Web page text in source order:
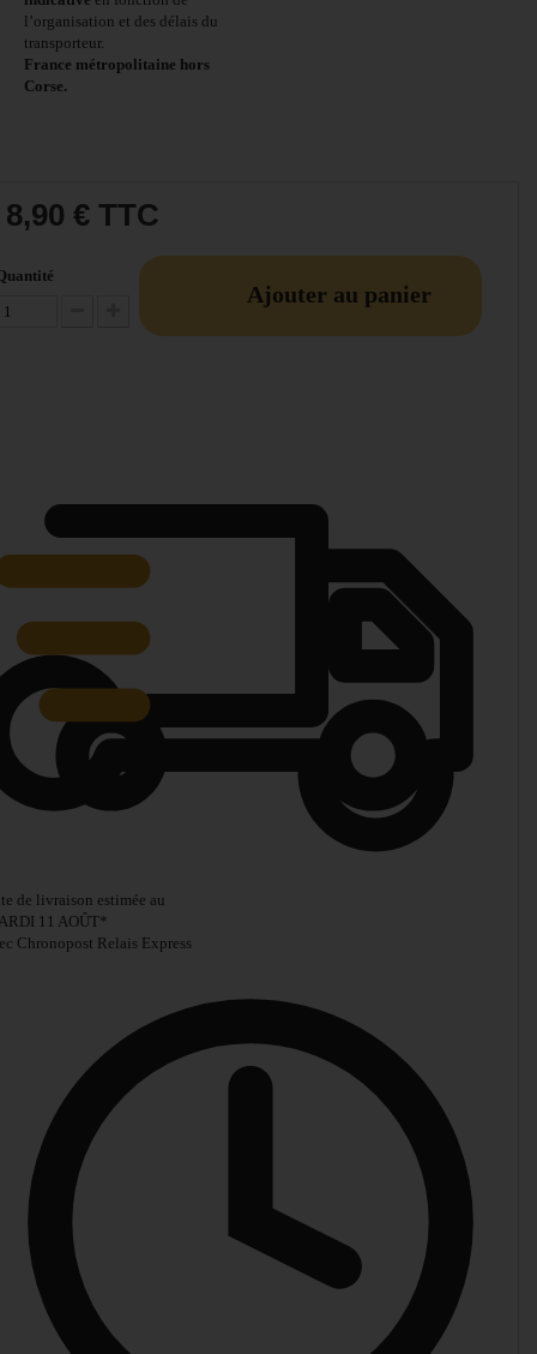
l’organisation et des délais du
transporteur.
France métropolitaine hors
Corse.
8,90 € TTC
Diminuer la quantité
Augmenter la quantité
Ajouter au panier
de livraison estimée au
11 AOÛT*
Chronopost Relais Express